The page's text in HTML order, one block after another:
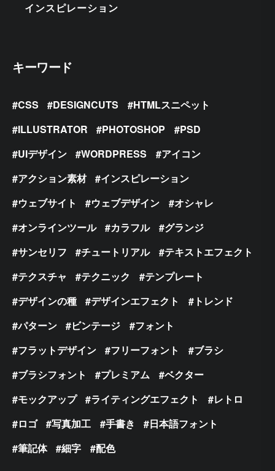
インスピレーション
キーワード
CSS DESIGNCUTS
HTMLスニペット
ILLUSTRATOR
PHOTOSHOP
PSD
UIデザイン
WORDPRESS
アイコン
アクション素材
インスピレーション
ウェブサイト
ウェブデザイン
オシャレ
オンラインツール
カラフル
グランジ
サンセリフ
チュートリアル
テキストエフェクト
テクスチャ
テクニック
テンプレート
デザインの種
デザインエフェクト
トレンド
パターン
ビンテージ
フォント
フラットデザイン
フリーフォント
ブラシ
ブラシフォント
プレミアム
ベクター
モックアップ
ライティングエフェクト
レトロ
ロゴ
写真加工 手書き
日本語フォント
筆記体
細字 配色